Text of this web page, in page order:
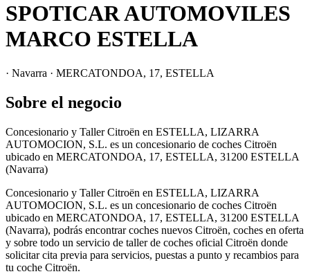
SPOTICAR AUTOMOVILES
MARCO ESTELLA
· Navarra · MERCATONDOA, 17, ESTELLA
Sobre el negocio
Concesionario y Taller Citroën en ESTELLA, LIZARRA
AUTOMOCION, S.L. es un concesionario de coches Citroën
ubicado en MERCATONDOA, 17, ESTELLA, 31200 ESTELLA
(Navarra)
Concesionario y Taller Citroën en ESTELLA, LIZARRA
AUTOMOCION, S.L. es un concesionario de coches Citroën
ubicado en MERCATONDOA, 17, ESTELLA, 31200 ESTELLA
(Navarra), podrás encontrar coches nuevos Citroën, coches en oferta
y sobre todo un servicio de taller de coches oficial Citroën donde
solicitar cita previa para servicios, puestas a punto y recambios para
tu coche Citroën.